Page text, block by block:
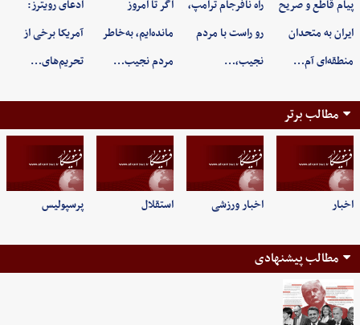
پیام قاطع و صریح
ایران به متحدان
منطقه‌ای آم…
راه نافرجام ترامپ،
رو راست با مردم
نجیب،…
اگر تا امروز
مانده‌ایم، به‌خاطر
مردم نجیب…
ادعای رویترز:
آمریکا برخی از
تحریم‌های…
مطالب برتر
اخبار اخبار ورزشی استقلال پرسپولیس
مطالب پیشنهادی